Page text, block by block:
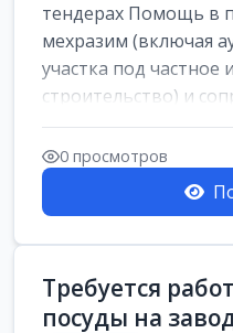
тендерах Помощь в
мехразим (включая
участка под частное
строительство) и
и о...
0 просмотров
Требуется
посуды на